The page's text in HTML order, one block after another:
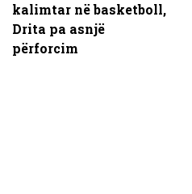
kalimtar në basketboll,
Drita pa asnjë
përforcim